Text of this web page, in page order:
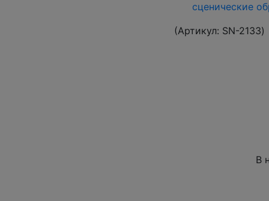
сценические
(Артикул: SN-2133)
В